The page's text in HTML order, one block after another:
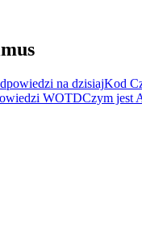
na dzisiajKod
WOTDCzym jest